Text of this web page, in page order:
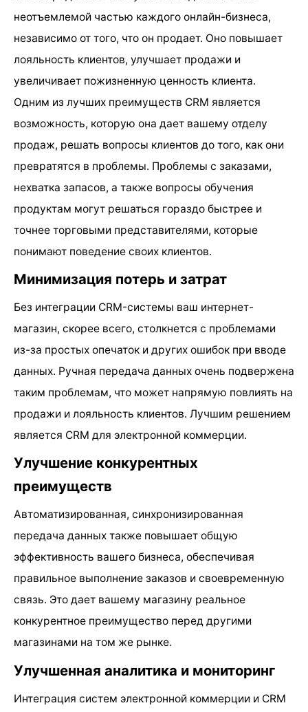
неотъемлемой частью каждого онлайн-бизнеса,
независимо от того, что он продает. Оно повышает
лояльность клиентов, улучшает продажи и
увеличивает пожизненную ценность клиента.
Одним из лучших преимуществ CRM является
возможность, которую она дает вашему отделу
продаж, решать вопросы клиентов до того, как они
превратятся в проблемы. Проблемы с заказами,
нехватка запасов, а также вопросы обучения
продуктам могут решаться гораздо быстрее и
точнее торговыми представителями, которые
понимают поведение своих клиентов.
Минимизация потерь и затрат
Без интеграции CRM-системы ваш интернет-
магазин, скорее всего, столкнется с проблемами
из-за простых опечаток и других ошибок при вводе
данных. Ручная передача данных очень подвержена
таким проблемам, что может напрямую повлиять на
продажи и лояльность клиентов. Лучшим решением
является CRM для электронной коммерции.
Улучшение конкурентных
преимуществ
Автоматизированная, синхронизированная
передача данных также повышает общую
эффективность вашего бизнеса, обеспечивая
правильное выполнение заказов и своевременную
связь. Это дает вашему магазину реальное
конкурентное преимущество перед другими
магазинами на том же рынке.
Улучшенная аналитика и мониторинг
Интеграция систем электронной коммерции и CRM